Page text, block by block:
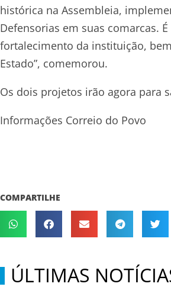
histórica na Assembleia,
Defensorias em suas comarcas.
fortalecimento da instituição,
Estado”, comemorou.
Os dois projetos irão agora para
Informações Correio do Povo
COMPARTILHE
ÚLTIMAS